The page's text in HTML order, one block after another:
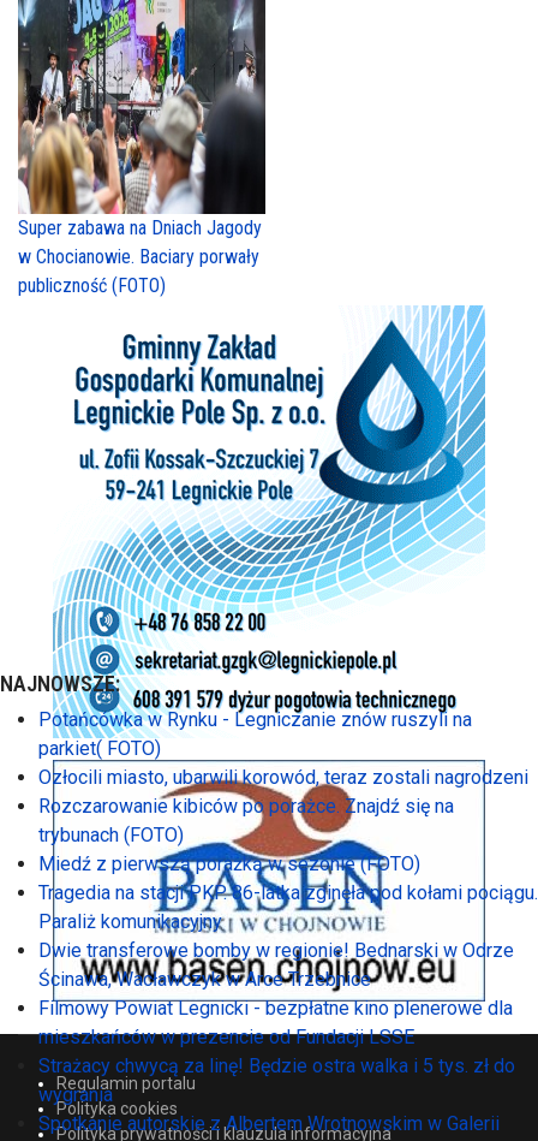
Super zabawa na Dniach Jagody
w Chocianowie. Baciary porwały
publiczność (FOTO)
Regulamin portalu
Polityka cookies
Polityka prywatności i klauzula informacyjna
NAJNOWSZE:
Potańcówka w Rynku - Legniczanie znów ruszyli na
parkiet( FOTO)
Ozłocili miasto, ubarwili korowód, teraz zostali nagrodzeni
Rozczarowanie kibiców po porażce. Znajdź się na
trybunach (FOTO)
Miedź z pierwszą porażką w sezonie (FOTO)
Tragedia na stacji PKP. 86-latka zginęła pod kołami pociągu.
Paraliż komunikacyjny
Dwie transferowe bomby w regionie! Bednarski w Odrze
Ścinawa, Wacławczyk w Arce Trzebnice
Filmowy Powiat Legnicki - bezpłatne kino plenerowe dla
mieszkańców w prezencie od Fundacji LSSE
Strażacy chwycą za linę! Będzie ostra walka i 5 tys. zł do
wygrania
Spotkanie autorskie z Albertem Wrotnowskim w Galerii